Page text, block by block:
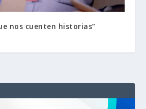
nos cuenten historias”